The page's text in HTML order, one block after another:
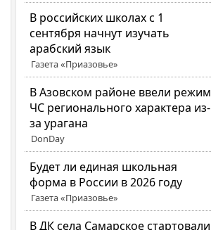
В российских школах с 1
сентября начнут изучать
арабский язык
Газета «Приазовье»
В Азовском районе ввели режим
ЧС регионального характера из-
за урагана
DonDay
Будет ли единая школьная
форма в России в 2026 году
Газета «Приазовье»
В ДК села Самарское стартовали